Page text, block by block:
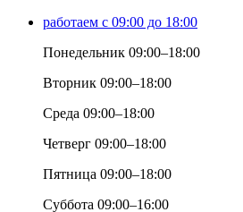
работаем с 09:00 до 18:00
Понедельник 09:00–18:00
Вторник 09:00–18:00
Среда 09:00–18:00
Четверг 09:00–18:00
Пятница 09:00–18:00
Суббота 09:00–16:00